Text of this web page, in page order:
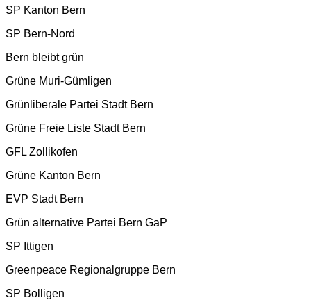
SP Kanton Bern
SP Bern-Nord
Bern bleibt grün
Grüne Muri-Gümligen
Grünliberale Partei Stadt Bern
Grüne Freie Liste Stadt Bern
GFL Zollikofen
Grüne Kanton Bern
EVP Stadt Bern
Grün alternative Partei Bern GaP
SP Ittigen
Greenpeace Regionalgruppe Bern
SP Bolligen